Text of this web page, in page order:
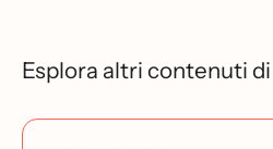
Esplora altri contenuti